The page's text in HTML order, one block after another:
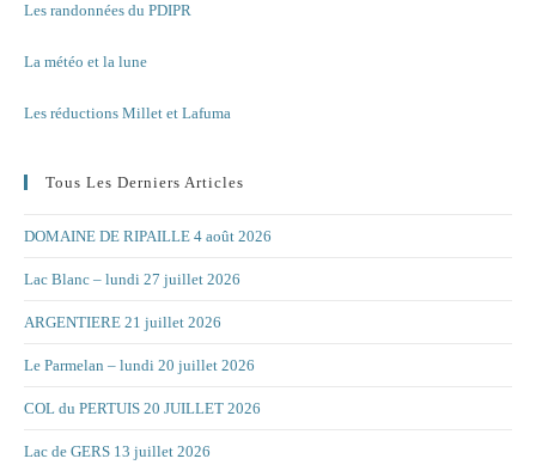
Les randonnées du PDIPR
La météo et la lune
Les réductions Millet et Lafuma
Tous Les Derniers Articles
DOMAINE DE RIPAILLE 4 août 2026
Lac Blanc – lundi 27 juillet 2026
ARGENTIERE 21 juillet 2026
Le Parmelan – lundi 20 juillet 2026
COL du PERTUIS 20 JUILLET 2026
Lac de GERS 13 juillet 2026